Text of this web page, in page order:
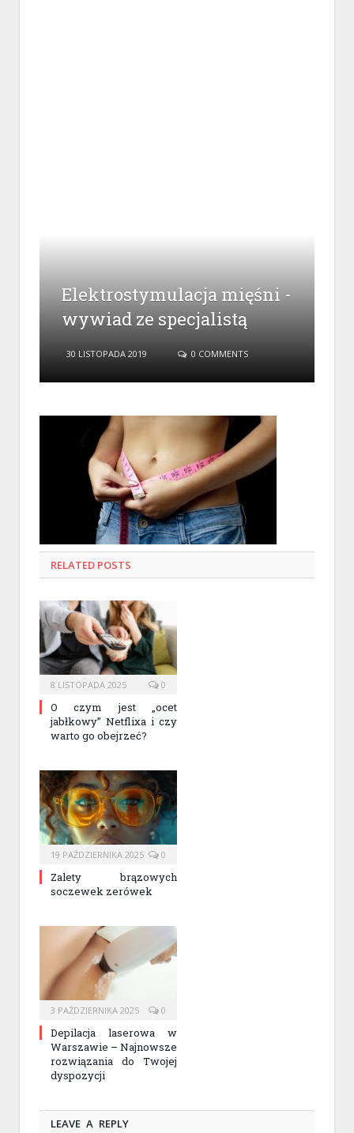
Elektrostymulacja mięśni -
wywiad ze specjalistą
30 LISTOPADA 2019 0 COMMENTS
RELATED POSTS
8 LISTOPADA 2025 0
O czym jest „ocet
jabłkowy” Netflixa i czy
warto go obejrzeć?
19 PAŹDZIERNIKA 2025 0
Zalety brązowych
soczewek zerówek
3 PAŹDZIERNIKA 2025 0
Depilacja laserowa w
Warszawie – Najnowsze
rozwiązania do Twojej
dyspozycji
LEAVE A REPLY